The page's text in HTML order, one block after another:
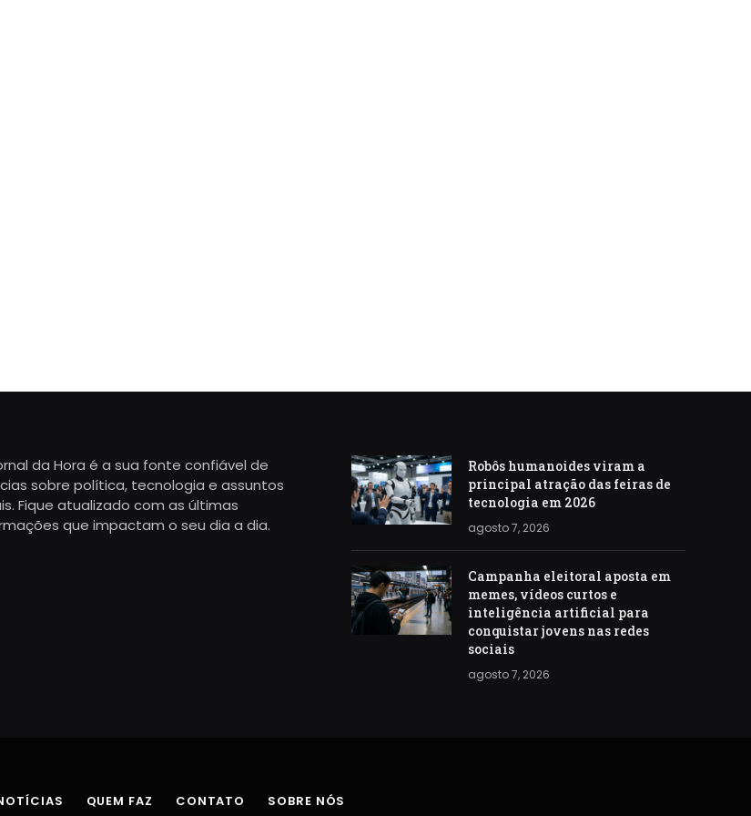
da Hora é a sua fonte confiável de
sobre política, tecnologia e assuntos
Fique atualizado com as últimas
que impactam o seu dia a dia.
Robôs humanoides viram a
principal atração das feiras de
tecnologia em 2026
agosto 7, 2026
Campanha eleitoral aposta em
memes, vídeos curtos e
inteligência artificial para
conquistar jovens nas redes
sociais
agosto 7, 2026
QUEM FAZ CONTATO SOBRE NÓS